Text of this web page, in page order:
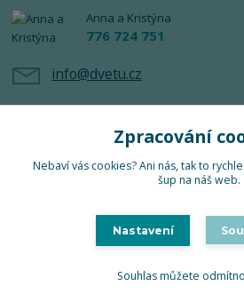
Anna a Kristýna
776 724 751
info@dvetu.cz
Vytvořeno na
Eshop-
Zpracování
Nebaví vás cookies? Ani nás, tak to
šup na náš web.
Nastavení
Souhlas můžete